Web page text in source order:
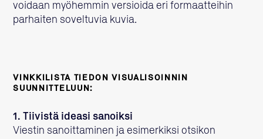
voidaan myöhemmin versioida eri formaatteihin
parhaiten soveltuvia kuvia.
VINKKILISTA TIEDON VISUALISOINNIN
SUUNNITTELUUN:
1. Tiivistä ideasi sanoiksi
Viestin sanoittaminen ja esimerkiksi otsikon